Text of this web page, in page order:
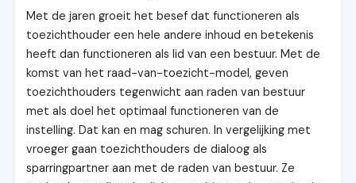
Met de jaren groeit het besef dat functioneren als
toezichthouder een hele andere inhoud en betekenis
heeft dan functioneren als lid van een bestuur. Met de
komst van het raad-van-toezicht-model, geven
toezichthouders tegenwicht aan raden van bestuur
met als doel het optimaal functioneren van de
instelling. Dat kan en mag schuren. In vergelijking met
vroeger gaan toezichthouders de dialoog als
sparringpartner aan met de raden van bestuur. Ze